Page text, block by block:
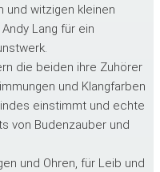
und witzigen kleinen
Lang für ein
die beiden ihre Zuhörer
und Klangfarben
einstimmt und echte
von Budenzauber und
und Ohren, für Leib und